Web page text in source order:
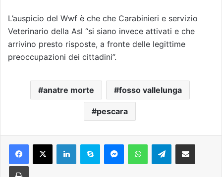
L’auspicio del Wwf è che che Carabinieri e servizio
Veterinario della Asl “si siano invece attivati e che
arrivino presto risposte, a fronte delle legittime
preoccupazioni dei cittadini”.
anatre morte fosso vallelunga
pescara
Telegram